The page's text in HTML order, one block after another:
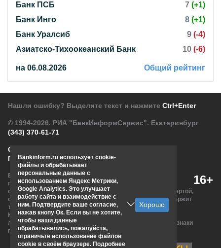
Банк ПСБ
7 (+1)
Банк Инго
8 (+1)
Банк Уралсиб
9 (-4)
Азиатско-Тихоокеанский Банк
10 (-6)
на 06.08.2026 Общий рейтинг
Нашли ошибку? Выделите текст и нажмите Ctrl+Enter
© 1994-2026. РИА "БанкИнформСервис". Екатеринбург
(343) 370-61-71
О проекте
Правовая информацияДля рекламодателей
Вся информация о продуктах банков, размещенная на
портале bankinform.ru, носит исключительно
ознакомительный характер и не является публичной офертой,
определяемой положениями ГК РФ. Информация не содержит
точного и полного описания, и может быть изменена.
Конечные условия уточняйте на сайтах банков или при
личном обращении. Исключительное право на товарные знаки
принадлежит их правообладателям.
16+
Bankinform.ru использует cookie-
файлы и обрабатывает
персональные данные с
использованием Яндекс Метрики,
Google Analytics. Это улучшает
работу сайта и взаимодействие с
ним. Подтвердите ваше согласие,
нажав кнопу Ок. Если вы не хотите,
чтобы ваши данные
обрабатывались, пожалуйста,
ограничьте использование файлов
cookie в своём браузере. Подробнее